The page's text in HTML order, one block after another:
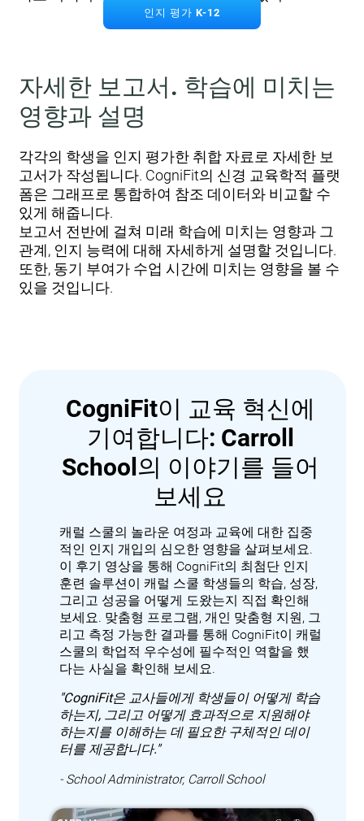
인지 평가 K-12
자세한 보고서. 학습에 미치는
영향과 설명
각각의 학생을 인지 평가한 취합 자료로 자세한 보
고서가 작성됩니다. CogniFit의 신경 교육학적 플랫
폼은 그래프로 통합하여 참조 데이터와 비교할 수
있게 해줍니다.
보고서 전반에 걸쳐 미래 학습에 미치는 영향과 그
관계, 인지 능력에 대해 자세하게 설명할 것입니다.
또한, 동기 부여가 수업 시간에 미치는 영향을 볼 수
있을 것입니다.
CogniFit이 교육 혁신에
기여합니다: Carroll
School의 이야기를 들어
보세요
캐럴 스쿨의 놀라운 여정과 교육에 대한 집중
적인 인지 개입의 심오한 영향을 살펴보세요.
이 후기 영상을 통해 CogniFit의 최첨단 인지
훈련 솔루션이 캐럴 스쿨 학생들의 학습, 성장,
그리고 성공을 어떻게 도왔는지 직접 확인해
보세요. 맞춤형 프로그램, 개인 맞춤형 지원, 그
리고 측정 가능한 결과를 통해 CogniFit이 캐럴
스쿨의 학업적 우수성에 필수적인 역할을 했
다는 사실을 확인해 보세요.
"CogniFit은 교사들에게 학생들이 어떻게 학습
하는지, 그리고 어떻게 효과적으로 지원해야
하는지를 이해하는 데 필요한 구체적인 데이
터를 제공합니다."
- School Administrator, Carroll School